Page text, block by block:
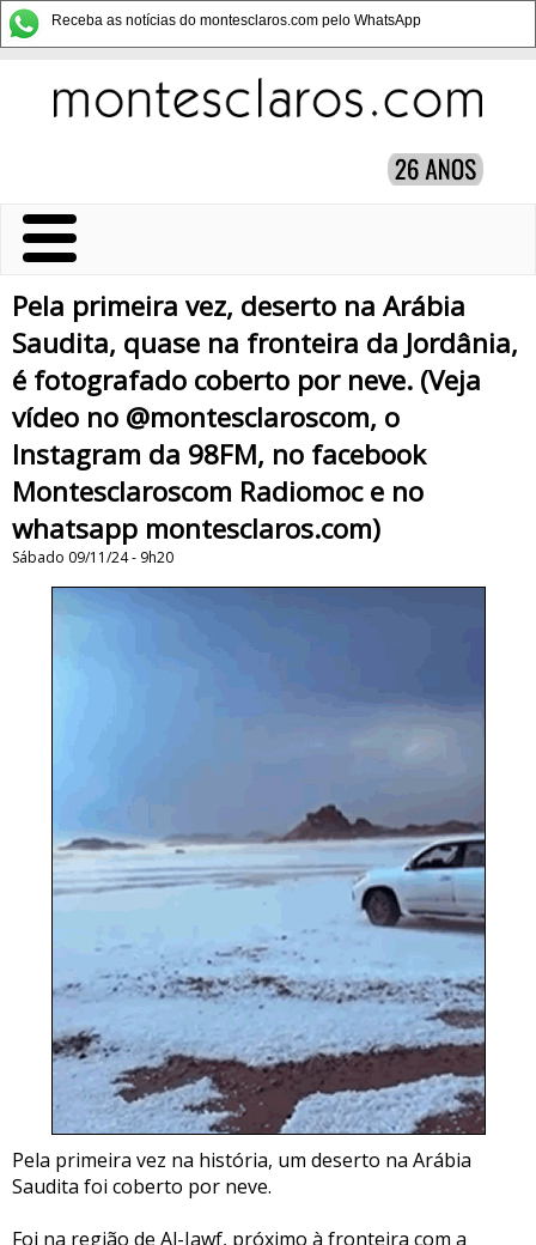
Receba as notícias do montesclaros.com pelo WhatsApp
Pela primeira vez, deserto na Arábia
Saudita, quase na fronteira da Jordânia,
é fotografado coberto por neve. (Veja
vídeo no @montesclaroscom, o
Instagram da 98FM, no facebook
Montesclaroscom Radiomoc e no
whatsapp montesclaros.com)
Sábado 09/11/24 - 9h20
Pela primeira vez na história, um deserto na Arábia
Saudita foi coberto por neve.
Foi na região de Al-Jawf, próximo à fronteira com a